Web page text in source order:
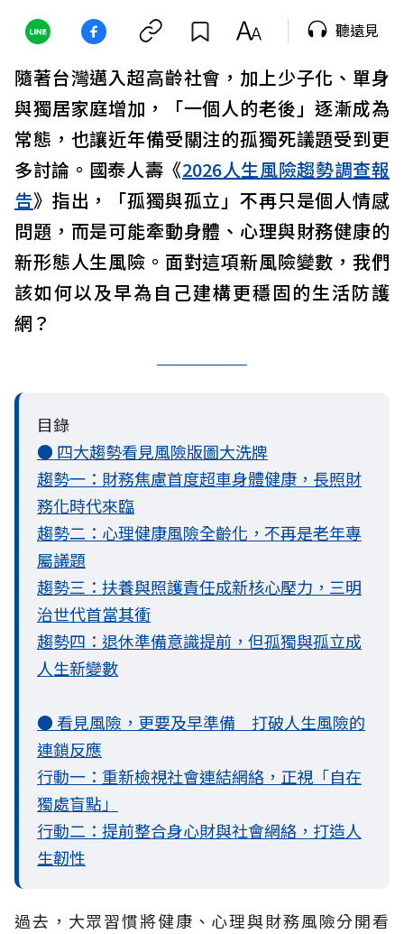
聽遠見
隨著台灣邁入超高齡社會，加上少子化、單身
與獨居家庭增加，「一個人的老後」逐漸成為
常態，也讓近年備受關注的孤獨死議題受到更
多討論。國泰人壽《2026人生風險趨勢調查報
告》指出，「孤獨與孤立」不再只是個人情感
問題，而是可能牽動身體、心理與財務健康的
新形態人生風險。面對這項新風險變數，我們
該如何以及早為自己建構更穩固的生活防護
網？
目錄
● 四大趨勢看見風險版圖大洗牌
趨勢一：財務焦慮首度超車身體健康，長照財
務化時代來臨
趨勢二：心理健康風險全齡化，不再是老年專
屬議題
趨勢三：扶養與照護責任成新核心壓力，三明
治世代首當其衝
趨勢四：退休準備意識提前，但孤獨與孤立成
人生新變數
● 看見風險，更要及早準備 打破人生風險的
連鎖反應
行動一：重新檢視社會連結網絡，正視「自在
獨處盲點」
行動二：提前整合身心財與社會網絡，打造人
生韌性
過去，大眾習慣將健康、心理與財務風險分開看